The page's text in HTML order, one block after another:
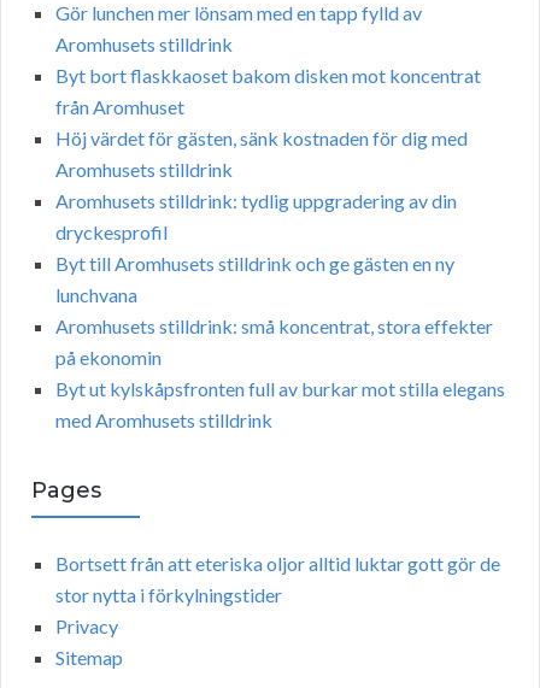
Gör lunchen mer lönsam med en tapp fylld av
Aromhusets stilldrink
Byt bort flaskkaoset bakom disken mot koncentrat
från Aromhuset
Höj värdet för gästen, sänk kostnaden för dig med
Aromhusets stilldrink
Aromhusets stilldrink: tydlig uppgradering av din
dryckesprofil
Byt till Aromhusets stilldrink och ge gästen en ny
lunchvana
Aromhusets stilldrink: små koncentrat, stora effekter
på ekonomin
Byt ut kylskåpsfronten full av burkar mot stilla elegans
med Aromhusets stilldrink
Pages
Bortsett från att eteriska oljor alltid luktar gott gör de
stor nytta i förkylningstider
Privacy
Sitemap